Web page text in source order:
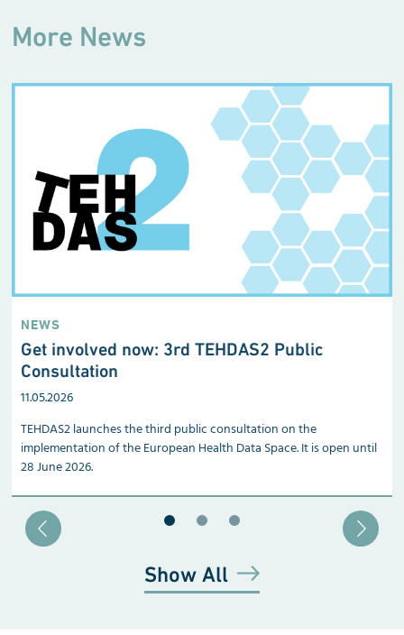
More News
NEWS
Get involved now: 3rd TEHDAS2 Public
Consultation
11.05.2026
TEHDAS2 launches the third public consultation on the
implementation of the European Health Data Space. It is open until
28 June 2026.
Show All